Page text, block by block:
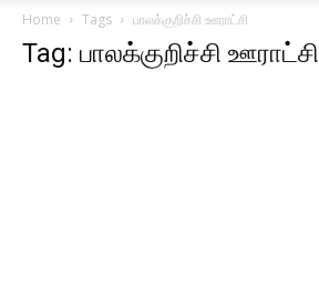
Home Tags பாலக்குறிச்சி ஊராட்சி
Tag: பாலக்குறிச்சி ஊராட்சி